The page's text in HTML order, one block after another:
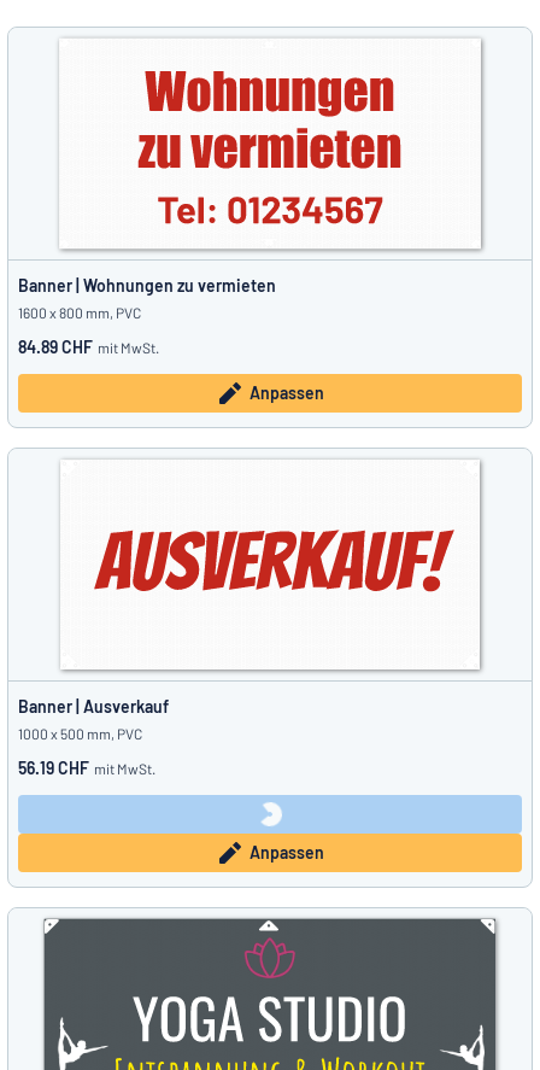
Kundenservice
Banner | Wohnungen zu vermieten
1600 x 800 mm, PVC
84.89 CHF mit MwSt.
Anpassen
Banner | Ausverkauf
1000 x 500 mm, PVC
56.19 CHF mit MwSt.
Anpassen